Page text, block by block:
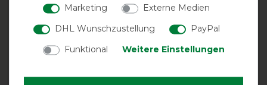
mit Ohrenschutz -
vorher 26,95 €
23,40 € *
Stück
23,40 € *
18 Stück
Marketing
Externe Medien
DHL Wunschzustellung
PayPal
Funktional
Weitere Einstellungen